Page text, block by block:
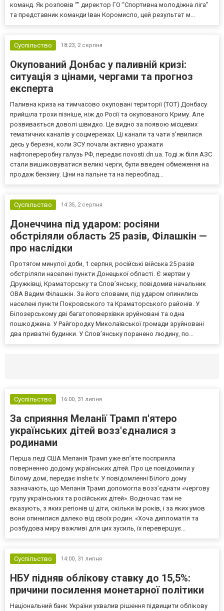
команд. Як розповів “” директор ГО “Спортивна молодіжна ліга”
та представник команди Іван Коромисло, цей результат м...
Суспільство 18:23, 2 серпня
Окупований Донбас у паливній кризі:
ситуація з цінами, чергами та прогноз
експерта
Паливна криза на тимчасово окуповані території (ТОТ) Донбасу
прийшла трохи пізніше, ніж до Росії та окупованого Криму. Але
розвивається доволі швидко. Це видно за появою місцевих
тематичних каналів у соцмережах. Ці канали та чати з’явилися
десь у березні, коли ЗСУ почали активно уражати
нафтопереробну галузь РФ, передає novosti.dn.ua. Тоді ж біля АЗС
стали вишиковуватися великі черги, були введені обмеження на
продаж бензину. Ціни на пальне та на переоблад...
Суспільство 14:35, 2 серпня
Донеччина під ударом: росіяни
обстріляли область 25 разів, Філашкін —
про наслідки
Протягом минулої доби, 1 серпня, російські війська 25 разів
обстріляли населені пункти Донецької області. Є жертви у
Дружківці, Краматорську та Слов’янську, повідомив начальник
ОВА Вадим Філашкін. За його словами, під ударом опинились
населені пункти Покровського та Краматорського районів. У
Білозерському дві багатоповерхівки зруйновані та одна
пошкоджена. У Райгородку Миколаївської громади зруйновані
два приватні будинки. У Слов’янську поранено людину, по...
Суспільство 16:00, 31 липня
За сприяння Меланії Трамп п'ятеро
українських дітей возз'єдналися з
родинами
Перша леді США Меланія Трамп уже впʼяте посприяла
поверненню додому українських дітей. Про це повідомили у
Білому домі, передає inshe.tv. У повідомленні Білого дому
зазначають, що Меланія Трамп допомогла возз’єднати «чергову
групу українських та російських дітей». Водночас там не
вказують, з яких регіонів ці діти, скільки їм років, і за яких умов
вони опинилися далеко від своїх родин. «Хоча дипломатія та
розбудова миру важливі для цих зусиль, їх перевершує...
Суспільство 14:00, 31 липня
НБУ підняв облікову ставку до 15,5%:
причини посилення монетарної політики
Національний банк України ухвалив рішення підвищити облікову